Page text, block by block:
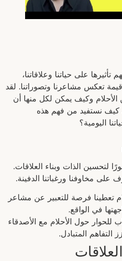
على حياتنا وعلاقاتنا،
تعكس مشاعرنا وتصوراتنا. لقد
وكيف يمكن لكل منها أن
كيف نستفيد من فهم هذه
اليومية؟
لتحسين الذات وبناء العلاقات.
على مخاوفنا ورغباتنا الدفينة.
تعطينا فرصة للتعبير عن مشاعر
في الواقع.
للحوار حول الأحلام مع الأصدقاء
التفاهم المتبادل.